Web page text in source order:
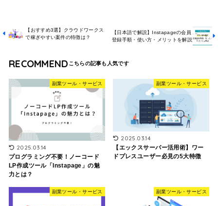
【おすすめ3選】クラウドワークス
で稼ぎやすい案件の特徴は？
【日本語で解説】Instapageの会員
登録手順・使い方・メリットを解説
RECOMMEND
副業ツール・サービス
2025.03.14
プログラミング不要！ノーコード
LP作成ツール「Instapage」の魅
力とは？
副業ツール・サービス
2025.03.14
【エックスサーバー活用術】ワー
ドプレスユーザー必見の5大特徴
副業ツール・サービス 副業ツール・サービス